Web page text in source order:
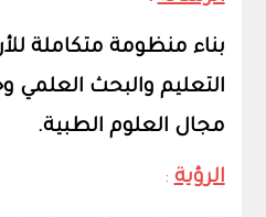
بناء منظومة متكاملة
التعليم والبحث
مجال العلوم الطبية.
الرؤية: